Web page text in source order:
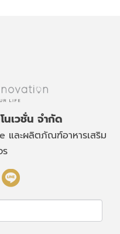
นเวชั่น จำกัด
และผลิตภัณฑ์อาหารเสริม